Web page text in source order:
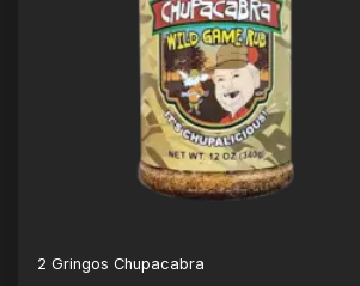
2 Gringos Chupacabra